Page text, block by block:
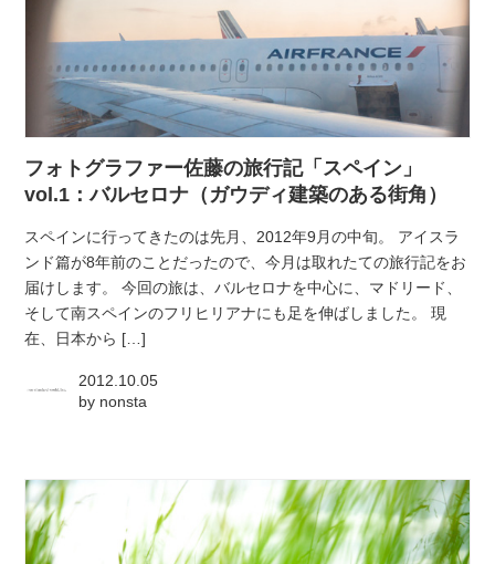
フォトグラファー佐藤の旅行記「スペイン」
vol.1：バルセロナ（ガウディ建築のある街角）
スペインに行ってきたのは先月、2012年9月の中旬。 アイスラ
ンド篇が8年前のことだったので、今月は取れたての旅行記をお
届けします。 今回の旅は、バルセロナを中心に、マドリード、
そして南スペインのフリヒリアナにも足を伸ばしました。 現
在、日本から […]
2012.10.05
by nonsta